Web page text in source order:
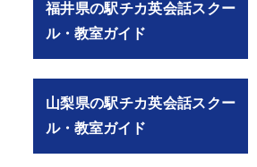
福井県の駅チカ英会話スクー
ル・教室ガイド
山梨県の駅チカ英会話スクー
ル・教室ガイド